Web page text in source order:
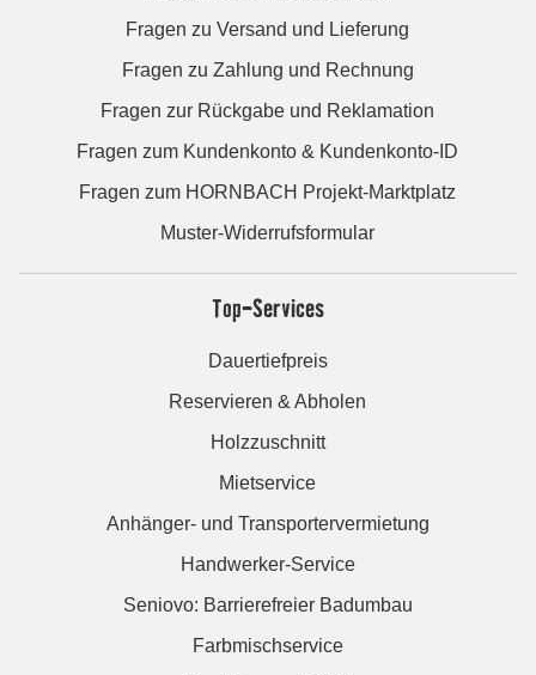
Fragen zu Versand und Lieferung
Fragen zu Zahlung und Rechnung
Fragen zur Rückgabe und Reklamation
Fragen zum Kundenkonto & Kundenkonto-ID
Fragen zum HORNBACH Projekt-Marktplatz
Muster-Widerrufsformular
Top-Services
Dauertiefpreis
Reservieren & Abholen
Holzzuschnitt
Mietservice
Anhänger- und Transportervermietung
Handwerker-Service
Seniovo: Barrierefreier Badumbau
Farbmischservice